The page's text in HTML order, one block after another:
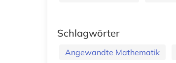
Schlagwörter
Angewandte Mathematik